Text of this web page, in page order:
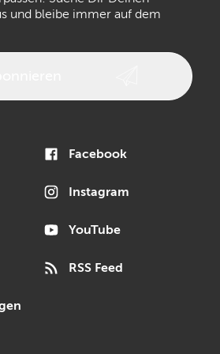
Epiphone
und bleibe immer auf dem
Facebook
Instagram
YouTube
RSS Feed